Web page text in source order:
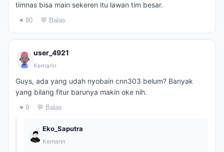
timnas bisa main sekeren itu lawan tim besar.
♥ 80 💬 Balas
user_4921
Kemarin
Guys, ada yang udah nyobain cnn303 belum? Banyak
yang bilang fitur barunya makin oke nih.
♥ 9 💬 Balas
Eko_Saputra
Kemarin